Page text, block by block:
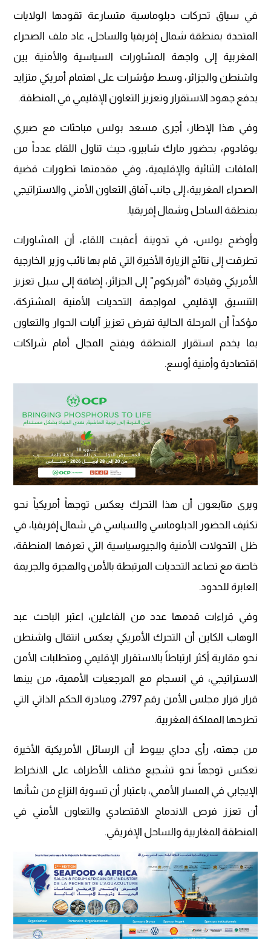
في سياق تحركات دبلوماسية متسارعة تقودها الولايات
المتحدة بمنطقة شمال إفريقيا والساحل، عاد ملف الصحراء
المغربية إلى واجهة المشاورات السياسية والأمنية بين
واشنطن والجزائر، وسط مؤشرات على اهتمام أمريكي متزايد
بدفع جهود الاستقرار وتعزيز التعاون الإقليمي في المنطقة.
وفي هذا الإطار، أجرى مسعد بولس مباحثات مع صبري
بوقادوم، بحضور مارك شابيرو، حيث تناول اللقاء عدداً من
الملفات الثنائية والإقليمية، وفي مقدمتها تطورات قضية
الصحراء المغربية، إلى جانب آفاق التعاون الأمني والاستراتيجي
بمنطقة الساحل وشمال إفريقيا.
وأوضح بولس، في تدوينة أعقبت اللقاء، أن المشاورات
تطرقت إلى نتائج الزيارة الأخيرة التي قام بها نائب وزير الخارجية
الأمريكي وقيادة “أفريكوم” إلى الجزائر، إضافة إلى سبل تعزيز
التنسيق الإقليمي لمواجهة التحديات الأمنية المشتركة،
مؤكداً أن المرحلة الحالية تفرض تعزيز آليات الحوار والتعاون
بما يخدم استقرار المنطقة ويفتح المجال أمام شراكات
اقتصادية وأمنية أوسع.
ويرى متابعون أن هذا التحرك يعكس توجهاً أمريكياً نحو
تكثيف الحضور الدبلوماسي والسياسي في شمال إفريقيا، في
ظل التحولات الأمنية والجيوسياسية التي تعرفها المنطقة،
خاصة مع تصاعد التحديات المرتبطة بالأمن والهجرة والجريمة
العابرة للحدود.
وفي قراءات قدمها عدد من الفاعلين، اعتبر الباحث عبد
الوهاب الكاين أن التحرك الأمريكي يعكس انتقال واشنطن
نحو مقاربة أكثر ارتباطاً بالاستقرار الإقليمي ومتطلبات الأمن
الاستراتيجي، في انسجام مع المرجعيات الأممية، من بينها
قرار قرار مجلس الأمن رقم 2797، ومبادرة الحكم الذاتي التي
تطرحها المملكة المغربية.
من جهته، رأى دداي بيبوط أن الرسائل الأمريكية الأخيرة
تعكس توجهاً نحو تشجيع مختلف الأطراف على الانخراط
الإيجابي في المسار الأممي، باعتبار أن تسوية النزاع من شأنها
أن تعزز فرص الاندماج الاقتصادي والتعاون الأمني في
المنطقة المغاربية والساحل الإفريقي.